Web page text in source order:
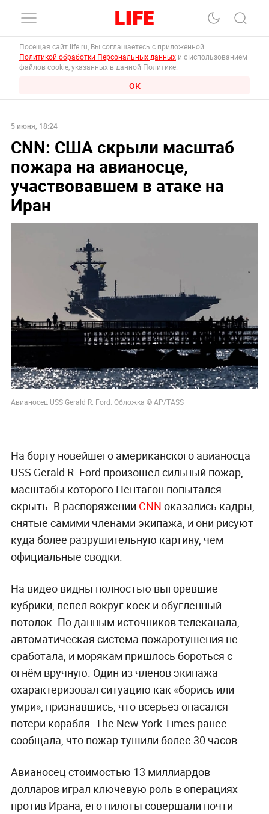
Посещая сайт life.ru, Вы соглашаетесь с приложенной
Политикой обработки Персональных данных и с использованием
файлов cookie, указанных в данной Политике.
ОК
5 июня, 18:24
CNN: США скрыли масштаб
пожара на авианосце,
участвовавшем в атаке на
Иран
Авианосец USS Gerald R. Ford. Обложка © AP/TASS
На борту новейшего американского авианосца
USS Gerald R. Ford произошёл сильный пожар,
масштабы которого Пентагон попытался
скрыть. В распоряжении CNN оказались кадры,
снятые самими членами экипажа, и они рисуют
куда более разрушительную картину, чем
официальные сводки.
На видео видны полностью выгоревшие
кубрики, пепел вокруг коек и обугленный
потолок. По данным источников телеканала,
автоматическая система пожаротушения не
сработала, и морякам пришлось бороться с
огнём вручную. Один из членов экипажа
охарактеризовал ситуацию как «борись или
умри», признавшись, что всерьёз опасался
потери корабля. The New York Times ранее
сообщала, что пожар тушили более 30 часов.
Авианосец стоимостью 13 миллиардов
долларов играл ключевую роль в операциях
против Ирана, его пилоты совершали почти